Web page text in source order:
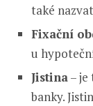
také
Fixační
u
Jistina–
banky.